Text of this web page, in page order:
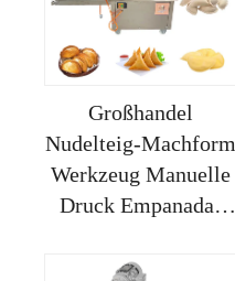
Großhandel
Nudelteig-Machform
Werkzeug Manuelle
Druck Empanada-